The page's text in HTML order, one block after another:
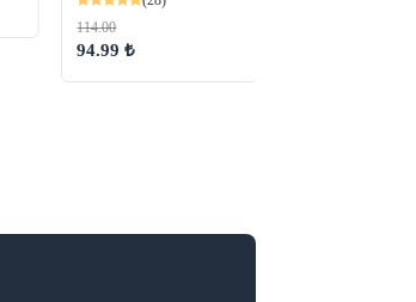
114.00
94.99 ₺